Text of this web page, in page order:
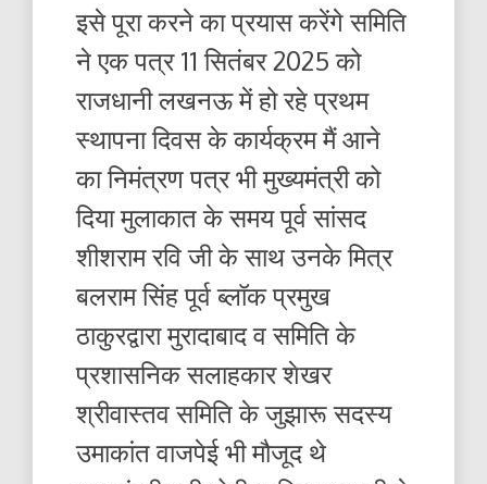
इसे पूरा करने का प्रयास करेंगे समिति
ने एक पत्र 11 सितंबर 2025 को
राजधानी लखनऊ में हो रहे प्रथम
स्थापना दिवस के कार्यक्रम मैं आने
का निमंत्रण पत्र भी मुख्यमंत्री को
दिया मुलाकात के समय पूर्व सांसद
शीशराम रवि जी के साथ उनके मित्र
बलराम सिंह पूर्व ब्लॉक प्रमुख
ठाकुरद्वारा मुरादाबाद व समिति के
प्रशासनिक सलाहकार शेखर
श्रीवास्तव समिति के जुझारू सदस्य
उमाकांत वाजपेई भी मौजूद थे